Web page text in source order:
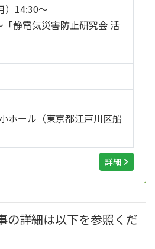
）14:30～
静電気災害防止研究会 活
ホール（東京都江戸川区船
詳細
の詳細は以下を参照くだ